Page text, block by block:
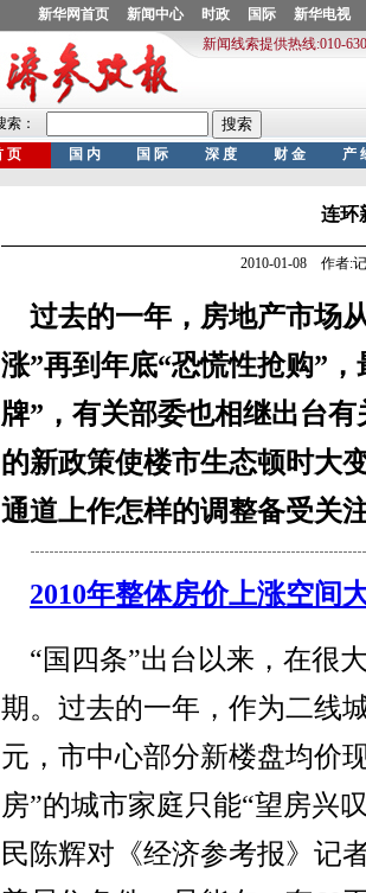
连环
2010-01-08 作者:
过去的一年，房地产市场
涨”再到年底“恐慌性抢购”
牌”，有关部委也相继出台
的新政策使楼市生态顿时大
通道上作怎样的调整备受关
2010年整体房价上涨空间
“国四条”出台以来，在很
期。过去的一年，作为二线
元，市中心部分新楼盘均价
房”的城市家庭只能“望房兴
民陈辉对《经济参考报》记